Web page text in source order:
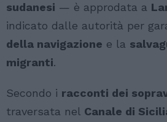
sudanesi — è approdata a
indicato dalle autorità per
della navigazione e la
migranti.
Secondo i racconti dei
traversata nel Canale di